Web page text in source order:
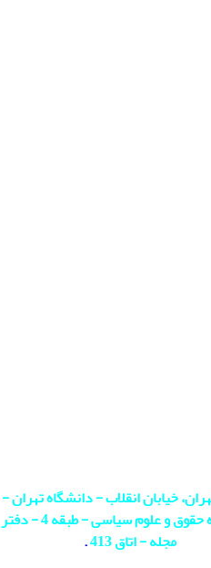
خیابان انقلاب - دانشگاه تهران -
دانشکده حقوق و علوم سیاسی - طبقه 4 - دفتر
مجله - اتاق 413
.